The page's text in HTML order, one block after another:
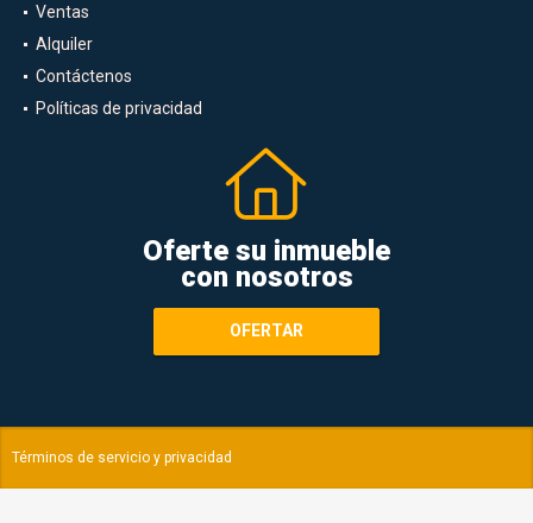
Ventas
Alquiler
Contáctenos
Políticas de privacidad
Oferte su inmueble
con nosotros
OFERTAR
Términos de servicio y privacidad